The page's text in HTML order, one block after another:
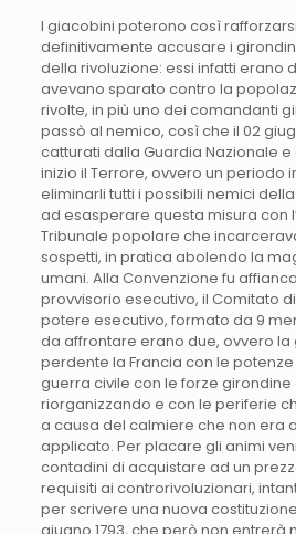
I giacobini poterono così
definitivamente accusare i
della rivoluzione: essi infatti erano
avevano sparato contro la
rivolte, in più uno dei comandanti
passò al nemico, così che il 02
catturati dalla Guardia Nazionale
inizio il Terrore, ovvero un periodo
eliminarli tutti i possibili nemici
ad esasperare questa misura con
Tribunale popolare che
sospetti, in pratica abolendo la
umani. Alla Convenzione fu
provvisorio esecutivo, il Comitato
potere esecutivo, formato da 9
da affrontare erano due, ovvero
perdente la Francia con le
guerra civile con le forze girondine
riorganizzando e con le periferie
a causa del calmiere che non era
applicato. Per placare gli animi
contadini di acquistare ad un
requisiti ai controrivoluzionari,
per scrivere una nuova